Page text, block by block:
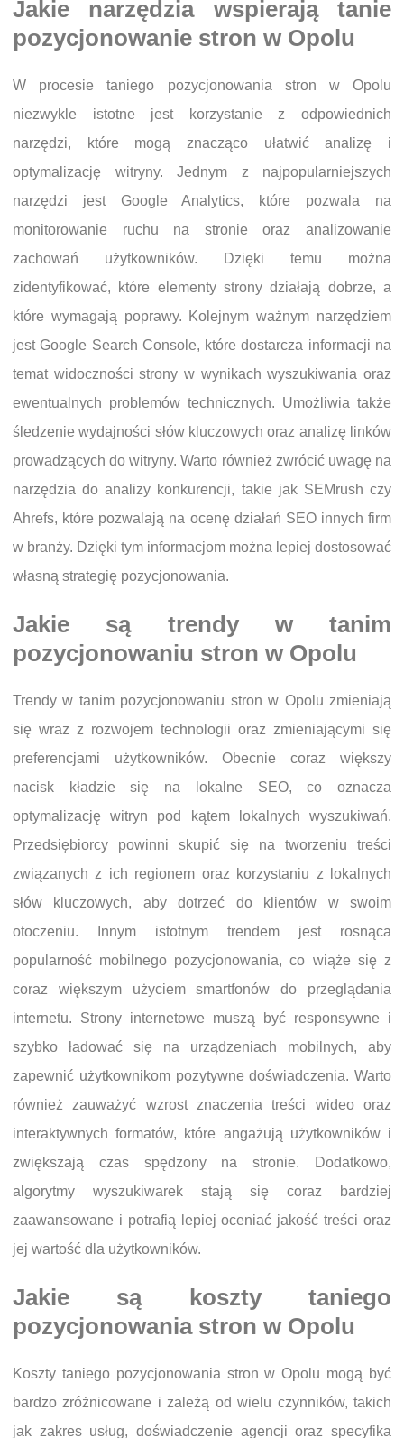
Jakie narzędzia wspierają tanie
pozycjonowanie stron w Opolu
W procesie taniego pozycjonowania stron w Opolu
niezwykle istotne jest korzystanie z odpowiednich
narzędzi, które mogą znacząco ułatwić analizę i
optymalizację witryny. Jednym z najpopularniejszych
narzędzi jest Google Analytics, które pozwala na
monitorowanie ruchu na stronie oraz analizowanie
zachowań użytkowników. Dzięki temu można
zidentyfikować, które elementy strony działają dobrze, a
które wymagają poprawy. Kolejnym ważnym narzędziem
jest Google Search Console, które dostarcza informacji na
temat widoczności strony w wynikach wyszukiwania oraz
ewentualnych problemów technicznych. Umożliwia także
śledzenie wydajności słów kluczowych oraz analizę linków
prowadzących do witryny. Warto również zwrócić uwagę na
narzędzia do analizy konkurencji, takie jak SEMrush czy
Ahrefs, które pozwalają na ocenę działań SEO innych firm
w branży. Dzięki tym informacjom można lepiej dostosować
własną strategię pozycjonowania.
Jakie są trendy w tanim
pozycjonowaniu stron w Opolu
Trendy w tanim pozycjonowaniu stron w Opolu zmieniają
się wraz z rozwojem technologii oraz zmieniającymi się
preferencjami użytkowników. Obecnie coraz większy
nacisk kładzie się na lokalne SEO, co oznacza
optymalizację witryn pod kątem lokalnych wyszukiwań.
Przedsiębiorcy powinni skupić się na tworzeniu treści
związanych z ich regionem oraz korzystaniu z lokalnych
słów kluczowych, aby dotrzeć do klientów w swoim
otoczeniu. Innym istotnym trendem jest rosnąca
popularność mobilnego pozycjonowania, co wiąże się z
coraz większym użyciem smartfonów do przeglądania
internetu. Strony internetowe muszą być responsywne i
szybko ładować się na urządzeniach mobilnych, aby
zapewnić użytkownikom pozytywne doświadczenia. Warto
również zauważyć wzrost znaczenia treści wideo oraz
interaktywnych formatów, które angażują użytkowników i
zwiększają czas spędzony na stronie. Dodatkowo,
algorytmy wyszukiwarek stają się coraz bardziej
zaawansowane i potrafią lepiej oceniać jakość treści oraz
jej wartość dla użytkowników.
Jakie są koszty taniego
pozycjonowania stron w Opolu
Koszty taniego pozycjonowania stron w Opolu mogą być
bardzo zróżnicowane i zależą od wielu czynników, takich
jak zakres usług, doświadczenie agencji oraz specyfika